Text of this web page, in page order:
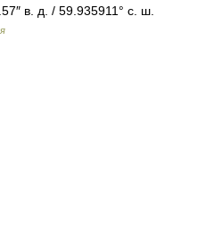
в. д. / 59.935911° с. ш.